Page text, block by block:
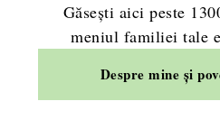
Găsești aici peste
meniul familiei tale
Despre mine și